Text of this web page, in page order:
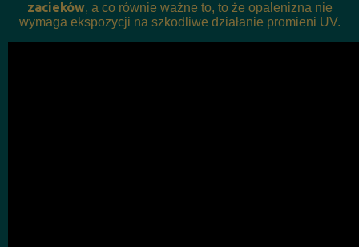
zacieków, a co równie ważne to, to że opalenizna nie
wymaga ekspozycji na szkodliwe działanie promieni UV.